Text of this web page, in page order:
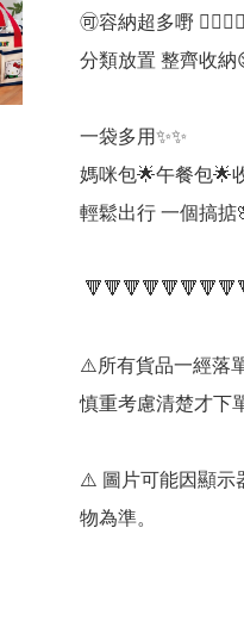
🉑容納超多嘢 👍🏻👍🏻
分類放置 整齊收納
一袋多用✨✨
媽咪包🌟午餐包🌟
輕鬆出行 一個搞掂
⚠️所有貨品一經落
慎重考慮清楚才下
⚠️ 圖片可能因顯示
物為準。